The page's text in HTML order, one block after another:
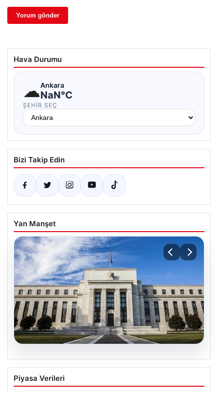
Hava Durumu
☁Ankara
NaN°C
ŞEHIR SEÇ
Bizi Takip Edin
Yan Manşet
FED faiz kararı ne zaman, saat kaçta?
Faiz beklentisi ne yönde? 2026 FED
Piyasa Verileri